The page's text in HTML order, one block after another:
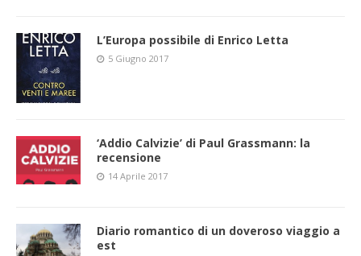
L’Europa possibile di Enrico Letta
5 Giugno 2017
‘Addio Calvizie’ di Paul Grassmann: la
recensione
14 Aprile 2017
Diario romantico di un doveroso viaggio a
est